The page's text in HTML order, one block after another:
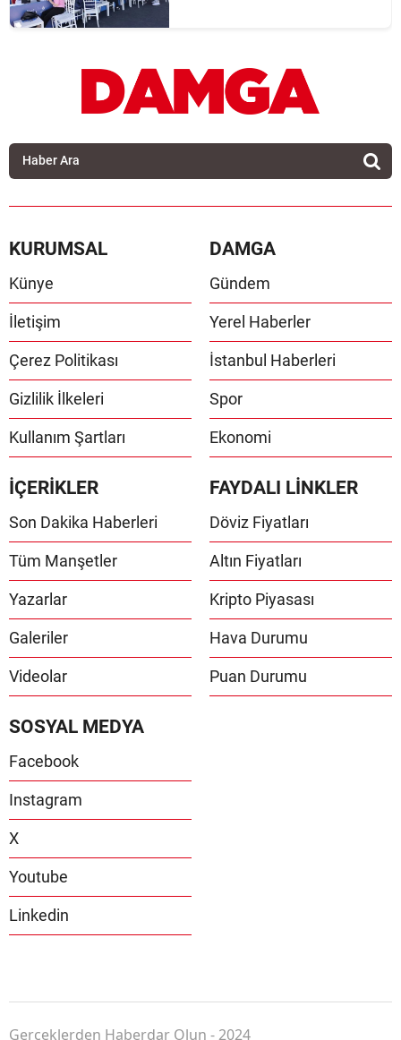
KURUMSAL
Künye
İletişim
Çerez Politikası
Gizlilik İlkeleri
Kullanım Şartları
DAMGA
Gündem
Yerel Haberler
İstanbul Haberleri
Spor
Ekonomi
İÇERİKLER
Son Dakika Haberleri
Tüm Manşetler
Yazarlar
Galeriler
Videolar
FAYDALI LİNKLER
Döviz Fiyatları
Altın Fiyatları
Kripto Piyasası
Hava Durumu
Puan Durumu
SOSYAL MEDYA
Facebook
Instagram
X
Youtube
Linkedin
Gerçeklerden Haberdar Olun - 2024